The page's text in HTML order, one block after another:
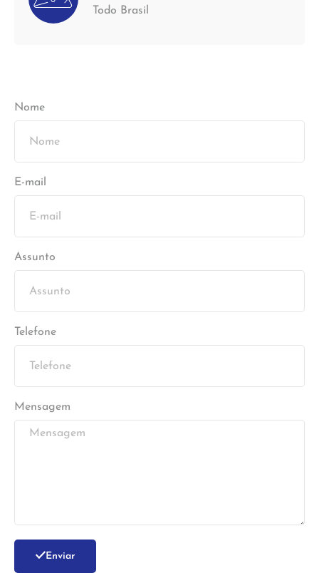
Todo Brasil
Nome
E-mail
Assunto
Telefone
Mensagem
Enviar